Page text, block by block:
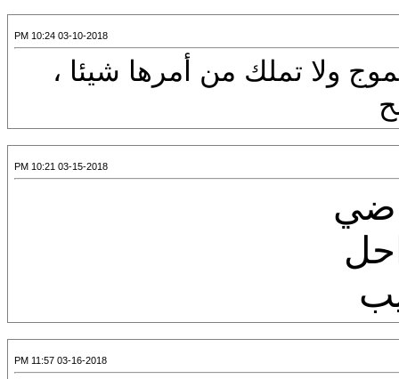
03-10-2018 10:24 PM
ولا تملك من أمرها شيئا ،
03-15-2018 10:21 PM
03-16-2018 11:57 PM